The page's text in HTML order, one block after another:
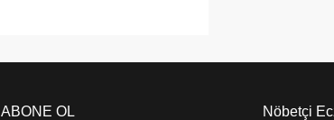
ABONE OL Nöbetçi